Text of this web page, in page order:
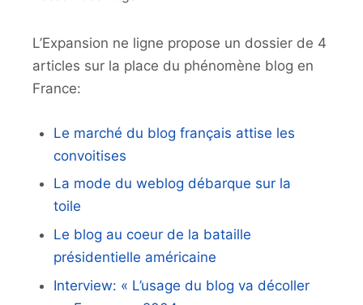
L’Expansion ne ligne propose un dossier de 4
articles sur la place du phénomène blog en
France:
Le marché du blog français attise les
convoitises
La mode du weblog débarque sur la
toile
Le blog au coeur de la bataille
présidentielle américaine
Interview: « L’usage du blog va décoller